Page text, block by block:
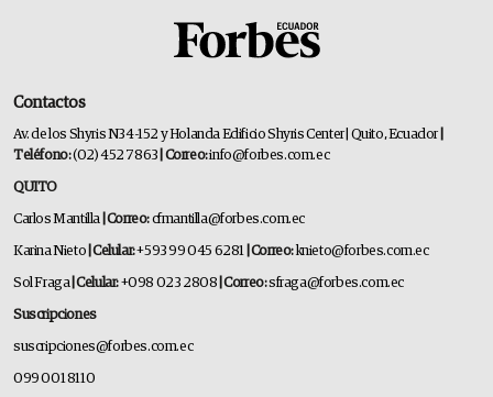
Contactos
Av. de los Shyris N34-152 y Holanda Edificio Shyris Center | Quito, Ecuador
Teléfono:(02) 452 7863 | Correo:info@forbes.com.ec
QUITO
Carlos Mantilla | Correo:cfmantilla@forbes.com.ec
Karina Nieto | Celular:+593 99 045 6281 | Correo:knieto@forbes.com.ec
Sol Fraga| Celular:+098 023 2808 | Correo:sfraga@forbes.com.ec
Suscripciones
suscripciones@forbes.com.ec
099 001 8110